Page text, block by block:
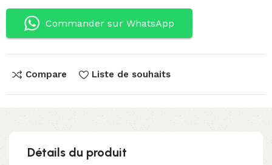
Commander sur WhatsApp
Compare Liste de souhaits
Détails du produit